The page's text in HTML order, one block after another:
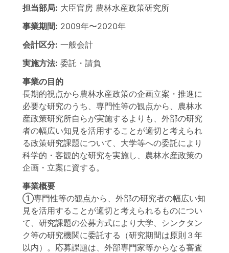
担当部局: 大臣官房 農林水産政策研究所
事業期間: 2009年〜2020年
会計区分: 一般会計
実施方法: 委託・請負
事業の目的
長期的視点から農林水産政策の企画立案・推進に
必要な研究のうち、専門性等の観点から、農林水
産政策研究所自らが実施するよりも、外部の研究
者の幅広い知見を活用することが適切と考えられ
る政策研究課題について、大学等への委託により
科学的・客観的な研究を実施し、農林水産政策の
企画・立案に資する。
事業概要
①専門性等の観点から、外部の研究者の幅広い知
見を活用することが適切と考えられるものについ
て、研究課題の公募方式により大学、シンクタン
ク等の研究機関に委託する（研究期間は原則３年
以内）。応募課題は、外部専門家等からなる審査